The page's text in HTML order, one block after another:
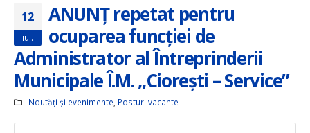
12
iul.
ANUNȚ repetat pentru
ocuparea funcției de
Administrator al Întreprinderii
Municipale Î.M. ,,Ciorești – Service”
Noutăți și evenimente Posturi vacante